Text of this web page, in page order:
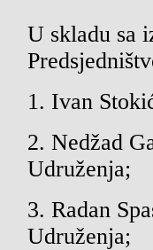
U skladu sa
1. Ivan
2. Nedžad
Udruženja;
3. Radan
Udruženja;